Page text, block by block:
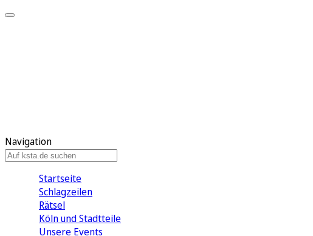
Navigation
Startseite
Schlagzeilen
Rätsel
Köln und Stadtteile
Unsere Events